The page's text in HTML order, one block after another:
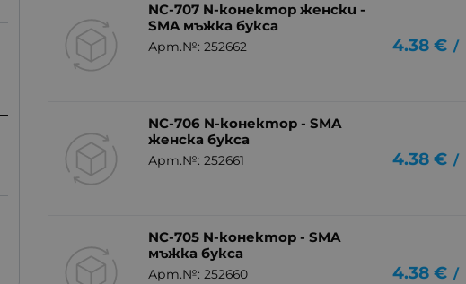
NC-707 N-конектор женски -
SMA мъжка букса
Арт.№: 252662 4.38 € /
NC-706 N-конектор - SMA
женска букса
Арт.№: 252661 4.38 € /
NC-705 N-конектор - SMA
мъжка букса
Арт.№: 252660 4.38 € /